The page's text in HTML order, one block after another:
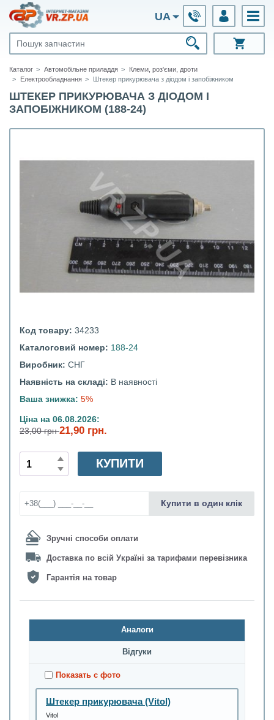
UA
Каталог Автомобільне приладдя
Клеми, роз'єми, дроти
Електрообладнання
Штекер прикурювача з діодом і запобіжником
ШТЕКЕР ПРИКУРЮВАЧА З ДІОДОМ І
ЗАПОБІЖНИКОМ (188-24)
Код товару: 34233
Каталоговий номер: 188-24
Виробник: СНГ
Наявність на складі: В наявності
Ваша знижка: 5%
Ціна на 06.08.2026:
23,00 грн21,90 грн.
Зручні способи оплати
Доставка по всій Україні за тарифами перевізника
Гарантія на товар
КУПИТИ
Купити в один клік
Аналоги
Відгуки
Показать с фото
Штекер прикурювача (Vitol)
Vitol